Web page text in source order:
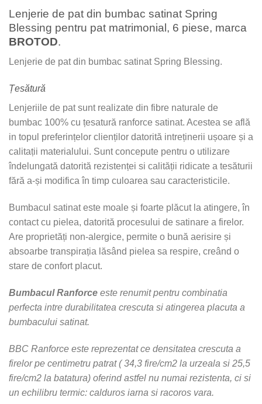
Lenjerie de pat din bumbac satinat Spring
Blessing pentru pat matrimonial, 6 piese, marca
BROTOD.
Lenjerie de pat din bumbac satinat Spring Blessing.
Țesătură
Lenjeriile de pat sunt realizate din fibre naturale de
bumbac 100% cu țesatură ranforce satinat. Acestea se află
in topul preferințelor clienților datorită intreținerii ușoare și a
calitații materialului. Sunt concepute pentru o utilizare
îndelungată datorită rezistenței si calității ridicate a tesăturii
fără a-și modifica în timp culoarea sau caracteristicile.
Bumbacul satinat este moale și foarte plăcut la atingere, în
contact cu pielea, datorită procesului de satinare a firelor.
Are proprietăți non-alergice, permite o bună aerisire și
absoarbe transpirația lăsând pielea sa respire, creând o
stare de confort placut.
Bumbacul Ranforce este renumit pentru combinatia
perfecta intre durabilitatea crescuta si atingerea placuta a
bumbacului satinat.
BBC Ranforce este reprezentat ce densitatea crescuta a
firelor pe centimetru patrat ( 34,3 fire/cm2 la urzeala si 25,5
fire/cm2 la batatura) oferind astfel nu numai rezistenta, ci si
un echilibru termic: calduros iarna si racoros vara.